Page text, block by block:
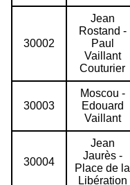
30002
Jean
Rostand -
Paul
Vaillant
Couturier
30003
Moscou -
Edouard
Vaillant
30004
Jean
Jaurès -
Place de la
Libération